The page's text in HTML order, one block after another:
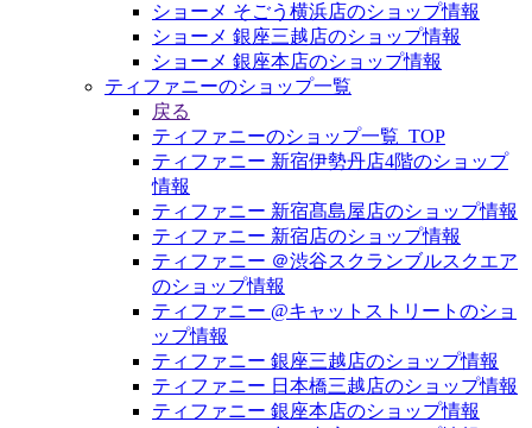
ショーメ そごう横浜店のショップ情報
ショーメ 銀座三越店のショップ情報
ショーメ 銀座本店のショップ情報
ティファニーのショップ一覧
戻る
ティファニーのショップ一覧_TOP
ティファニー 新宿伊勢丹店4階のショップ
情報
ティファニー 新宿髙島屋店のショップ情報
ティファニー 新宿店のショップ情報
ティファニー ＠渋谷スクランブルスクエア
のショップ情報
ティファニー @キャットストリートのショ
ップ情報
ティファニー 銀座三越店のショップ情報
ティファニー 日本橋三越店のショップ情報
ティファニー 銀座本店のショップ情報